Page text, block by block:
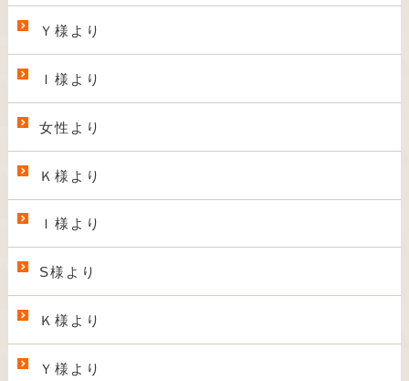
Ｙ様より
Ｉ様より
女性より
Ｋ様より
Ｉ様より
S様より
Ｋ様より
Ｙ様より